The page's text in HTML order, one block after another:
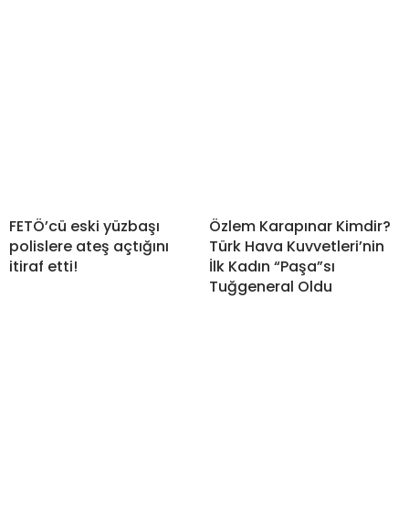
FETÖ’cü eski yüzbaşı
polislere ateş açtığını
itiraf etti!
Özlem Karapınar Kimdir?
Türk Hava Kuvvetleri’nin
İlk Kadın “Paşa”sı
Tuğgeneral Oldu